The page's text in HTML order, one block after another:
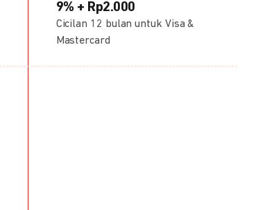
9% + Rp2.000
Cicilan 12 bulan untuk Visa &
Mastercard